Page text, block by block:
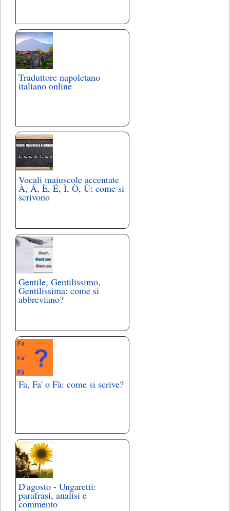
Traduttore napoletano
italiano online
Vocali maiuscole accentate
À, Á, È, É, Ì, Ò, Ù: come si
scrivono
Gentile, Gentilissimo,
Gentilissima: come si
abbreviano?
Fa, Fa' o Fà: come si scrive?
D'agosto - Ungaretti:
parafrasi, analisi e
commento